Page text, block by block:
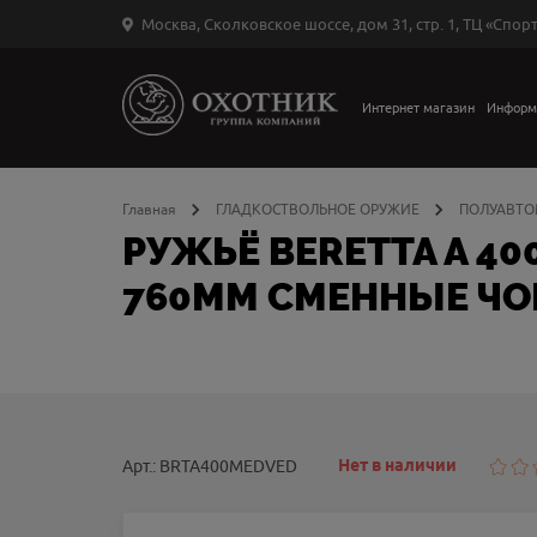
Москва, Сколковское шоссе, дом 31, стр. 1, ТЦ
←
Интернет магазин
Главная ГЛАДКОСТВОЛЬНОЕ ОРУЖИЕ
РУЖЬЁ BERETTA A
760ММ СМЕННЫЕ
Арт.: BRTA400MEDVED Нет в наличии